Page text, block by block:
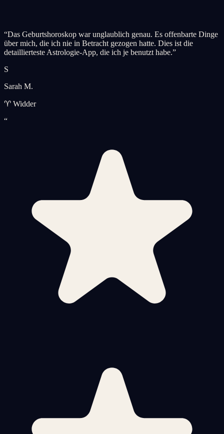
“Das Geburtshoroskop war unglaublich genau. Es offenbarte Dinge
über mich, die ich nie in Betracht gezogen hatte. Dies ist die
detaillierteste Astrologie-App, die ich je benutzt habe.”
S
Sarah M.
♈ Widder
“